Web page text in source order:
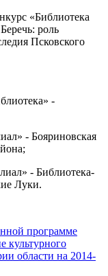
«Библиотека
роль
Псковского
-
- Бояриновская
- Библиотека-
Луки.
программе
культурного
области на 2014-